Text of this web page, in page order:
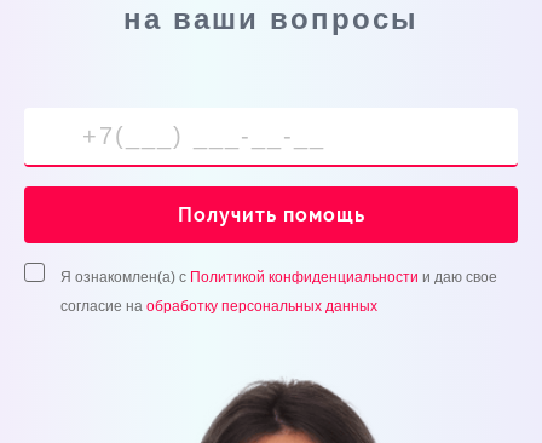
на ваши вопросы
Получить помощь
Я ознакомлен(а) с Политикой конфиденциальности и даю свое
согласие на обработку персональных данных